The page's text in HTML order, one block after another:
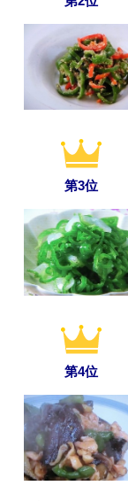
第3位
第4位